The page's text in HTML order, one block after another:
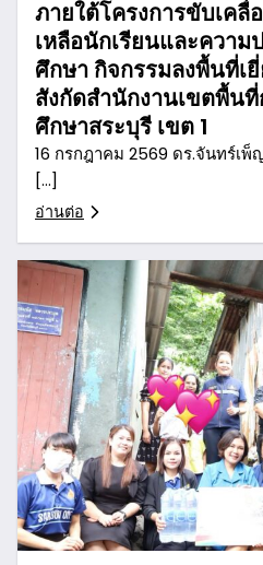
ภายใต้โครงการขับเค
เหลือนักเรียนและควา
ศึกษา กิจกรรมลงพื้นที่เ
สังกัดสำนักงานเขตพื้น
ศึกษาสระบุรี เขต 1
16 กรกฎาคม 2569 ดร.จันทร์เพ็
[…]
อ่านต่อ